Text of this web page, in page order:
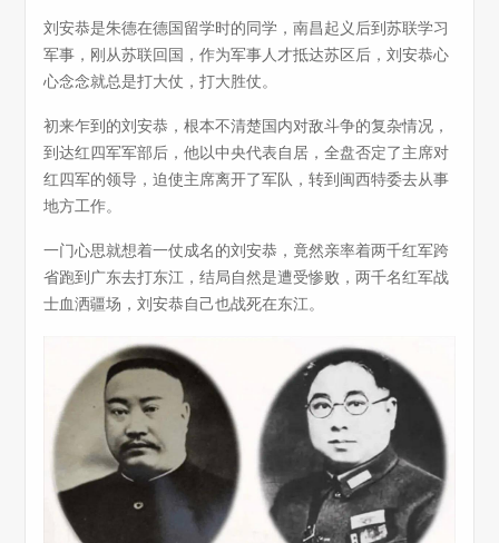
刘安恭是朱德在德国留学时的同学，南昌起义后到苏联学习
军事，刚从苏联回国，作为军事人才抵达苏区后，刘安恭心
心念念就总是打大仗，打大胜仗。
初来乍到的刘安恭，根本不清楚国内对敌斗争的复杂情况，
到达红四军军部后，他以中央代表自居，全盘否定了主席对
红四军的领导，迫使主席离开了军队，转到闽西特委去从事
地方工作。
一门心思就想着一仗成名的刘安恭，竟然亲率着两千红军跨
省跑到广东去打东江，结局自然是遭受惨败，两千名红军战
士血洒疆场，刘安恭自己也战死在东江。